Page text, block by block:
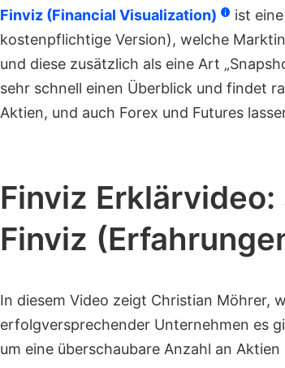
Finviz (Financial Visualization)
ist
kostenpflichtige Version), welche
und diese zusätzlich als eine Art
sehr schnell einen Überblick und findet
Aktien, und auch Forex und Futures
Finviz
Finviz
In diesem Video zeigt Christian Möhrer,
erfolgversprechender Unternehmen es
um eine überschaubare Anzahl an